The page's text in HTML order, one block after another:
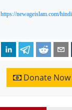
https://newageislam.com/
Donate Now